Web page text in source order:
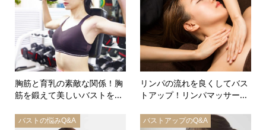
胸筋と育乳の素敵な関係！胸
筋を鍛えて美しいバストを...
リンパの流れを良くしてバス
トアップ！リンパマッサー...
バストの悩みQ&A バストアップのQ&A